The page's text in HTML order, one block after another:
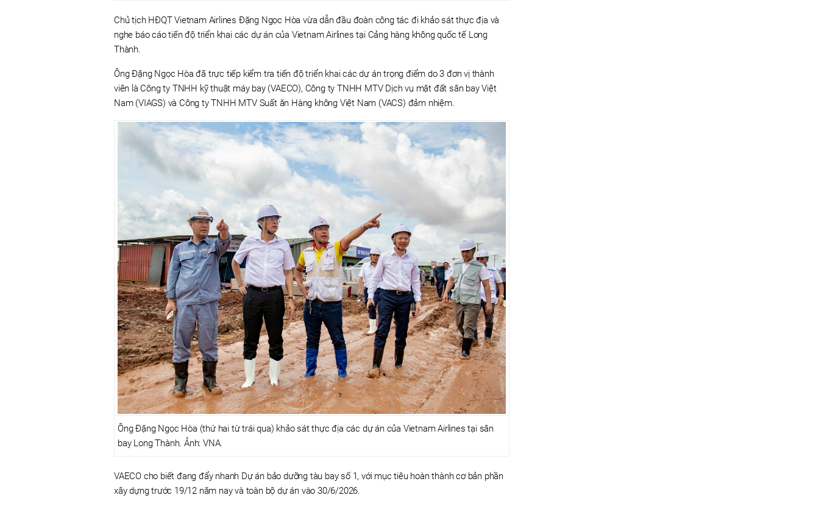
Chủ tịch HĐQT Vietnam Airlines Đặng Ngọc Hòa vừa dẫn đầu đoàn công tác đi khảo sát thực địa và
nghe báo cáo tiến độ triển khai các dự án của Vietnam Airlines tại Cảng hàng không quốc tế Long
Thành.
Ông Đặng Ngọc Hòa đã trực tiếp kiểm tra tiến độ triển khai các dự án trọng điểm do 3 đơn vị thành
viên là Công ty TNHH kỹ thuật máy bay (VAECO), Công ty TNHH MTV Dịch vụ mặt đất sân bay Việt
Nam (VIAGS) và Công ty TNHH MTV Suất ăn Hàng không Việt Nam (VACS) đảm nhiệm.
Ông Đặng Ngọc Hòa (thứ hai từ trái qua) khảo sát thực địa các dự án của Vietnam Airlines tại sân
bay Long Thành. Ảnh: VNA.
VAECO cho biết đang đẩy nhanh Dự án bảo dưỡng tàu bay số 1, với mục tiêu hoàn thành cơ bản phần
xây dựng trước 19/12 năm nay và toàn bộ dự án vào 30/6/2026.